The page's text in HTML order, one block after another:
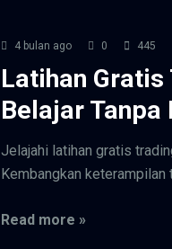
4 bulan ago 0 445
Latihan Gratis
Belajar Tanpa
Jelajahi latihan gratis
Kembangkan
Read more »